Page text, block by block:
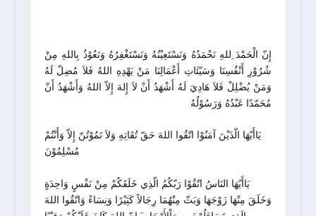
إِنّ الْحَمْدَ ِللهِ نَحْمَدُهُ وَنَسْتَعِيْنُهُ وَنَسْتَغْفِرُهُ وَنَعُوْذُ بِاللهِ مِنْ
شُرُوْرِ أَنْفُسِنَا وَسَيّئَاتِ أَعْمَالِنَا مَنْ يَهْدِهِ اللهُ فَلاَ مُضِلّ لَهُ
وَمَنْ يُضْلِلْ فَلاَ هَادِيَ لَهُ أَشْهَدُ أَنْ لاَ إِلهَ إِلاّ اللهُ وَأَشْهَدُ أَنّ
مُحَمّدًا عَبْدُهُ وَرَسُوْلُهُ
يَاأَيّهَا الّذَيْنَ آمَنُوْا اتّقُوا اللهَ حَقّ تُقَاتِهِ وَلاَ تَمُوْتُنّ إِلاّ وَأَنْتُمْ
مُسْلِمُوْنَ
يَاأَيّهَا النَاسُ اتّقُوْا رَبّكُمُ الّذِي خَلَقَكُمْ مِنْ نَفْسٍ وَاحِدَةٍ
وَخَلَقَ مِنْهَا زَوْجَهَا وَبَثّ مِنْهُمَا رِجَالاً كَثِيْرًا وَنِسَاءً وَاتّقُوا اللهَ